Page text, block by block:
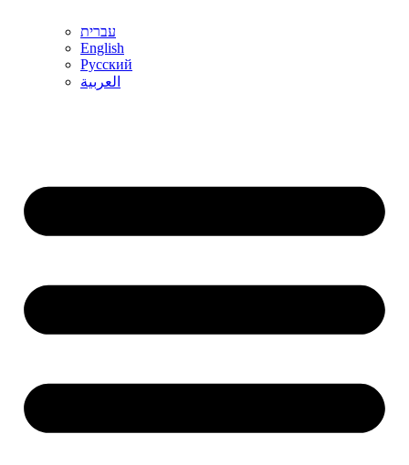
עברית
English
Русский
العربية